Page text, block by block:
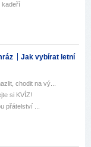
kadeří
Jak vybírat letní
chodit na vý...
si KVÍZ!
přátelství ...